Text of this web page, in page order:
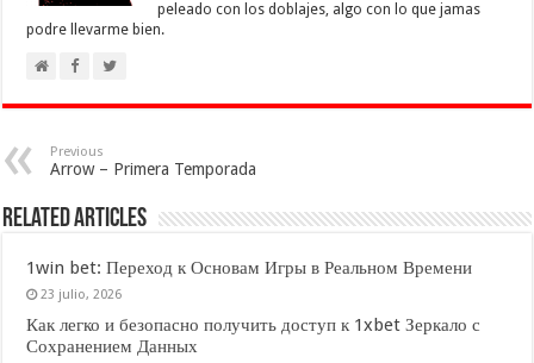
peleado con los doblajes, algo con lo que jamas
podre llevarme bien.
Previous
Arrow – Primera Temporada
Related Articles
1win bet: Переход к Основам Игры в Реальном Времени
23 julio, 2026
Как легко и безопасно получить доступ к 1xbet Зеркало с
Сохранением Данных